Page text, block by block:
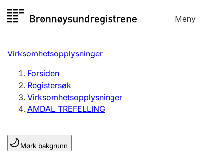
til
Meny
Registersøk
Aksjeselskap
Enkeltpersonforetak
Registrere, endre, slette
Lag og forening
Virksomhetsopplysninger
Forsiden
Registersøk
Virksomhetsopplysninger
AMDAL TREFELLING
Mørk bakgrunn